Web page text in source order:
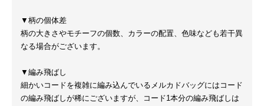
▼柄の個体差
柄の大きさやモチーフの個数、カラーの配置、色味なども若干異
なる場合がございます。
▼編み飛ばし
細かいコードを複雑に編み込んでいるメルカドバッグにはコード
の編み飛ばしが稀にございますが、コード1本分の編み飛ばしは